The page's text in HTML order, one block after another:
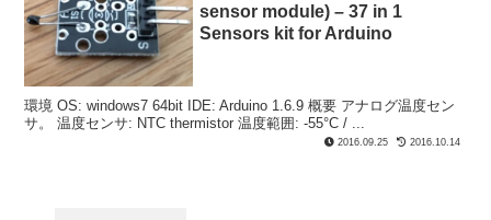
sensor module) – 37 in 1
Sensors kit for Arduino
環境 OS: windows7 64bit IDE: Arduino 1.6.9 概要 アナログ温度セン
サ。 温度センサ: NTC thermistor 温度範囲: -55°C / ...
2016.09.25 2016.10.14